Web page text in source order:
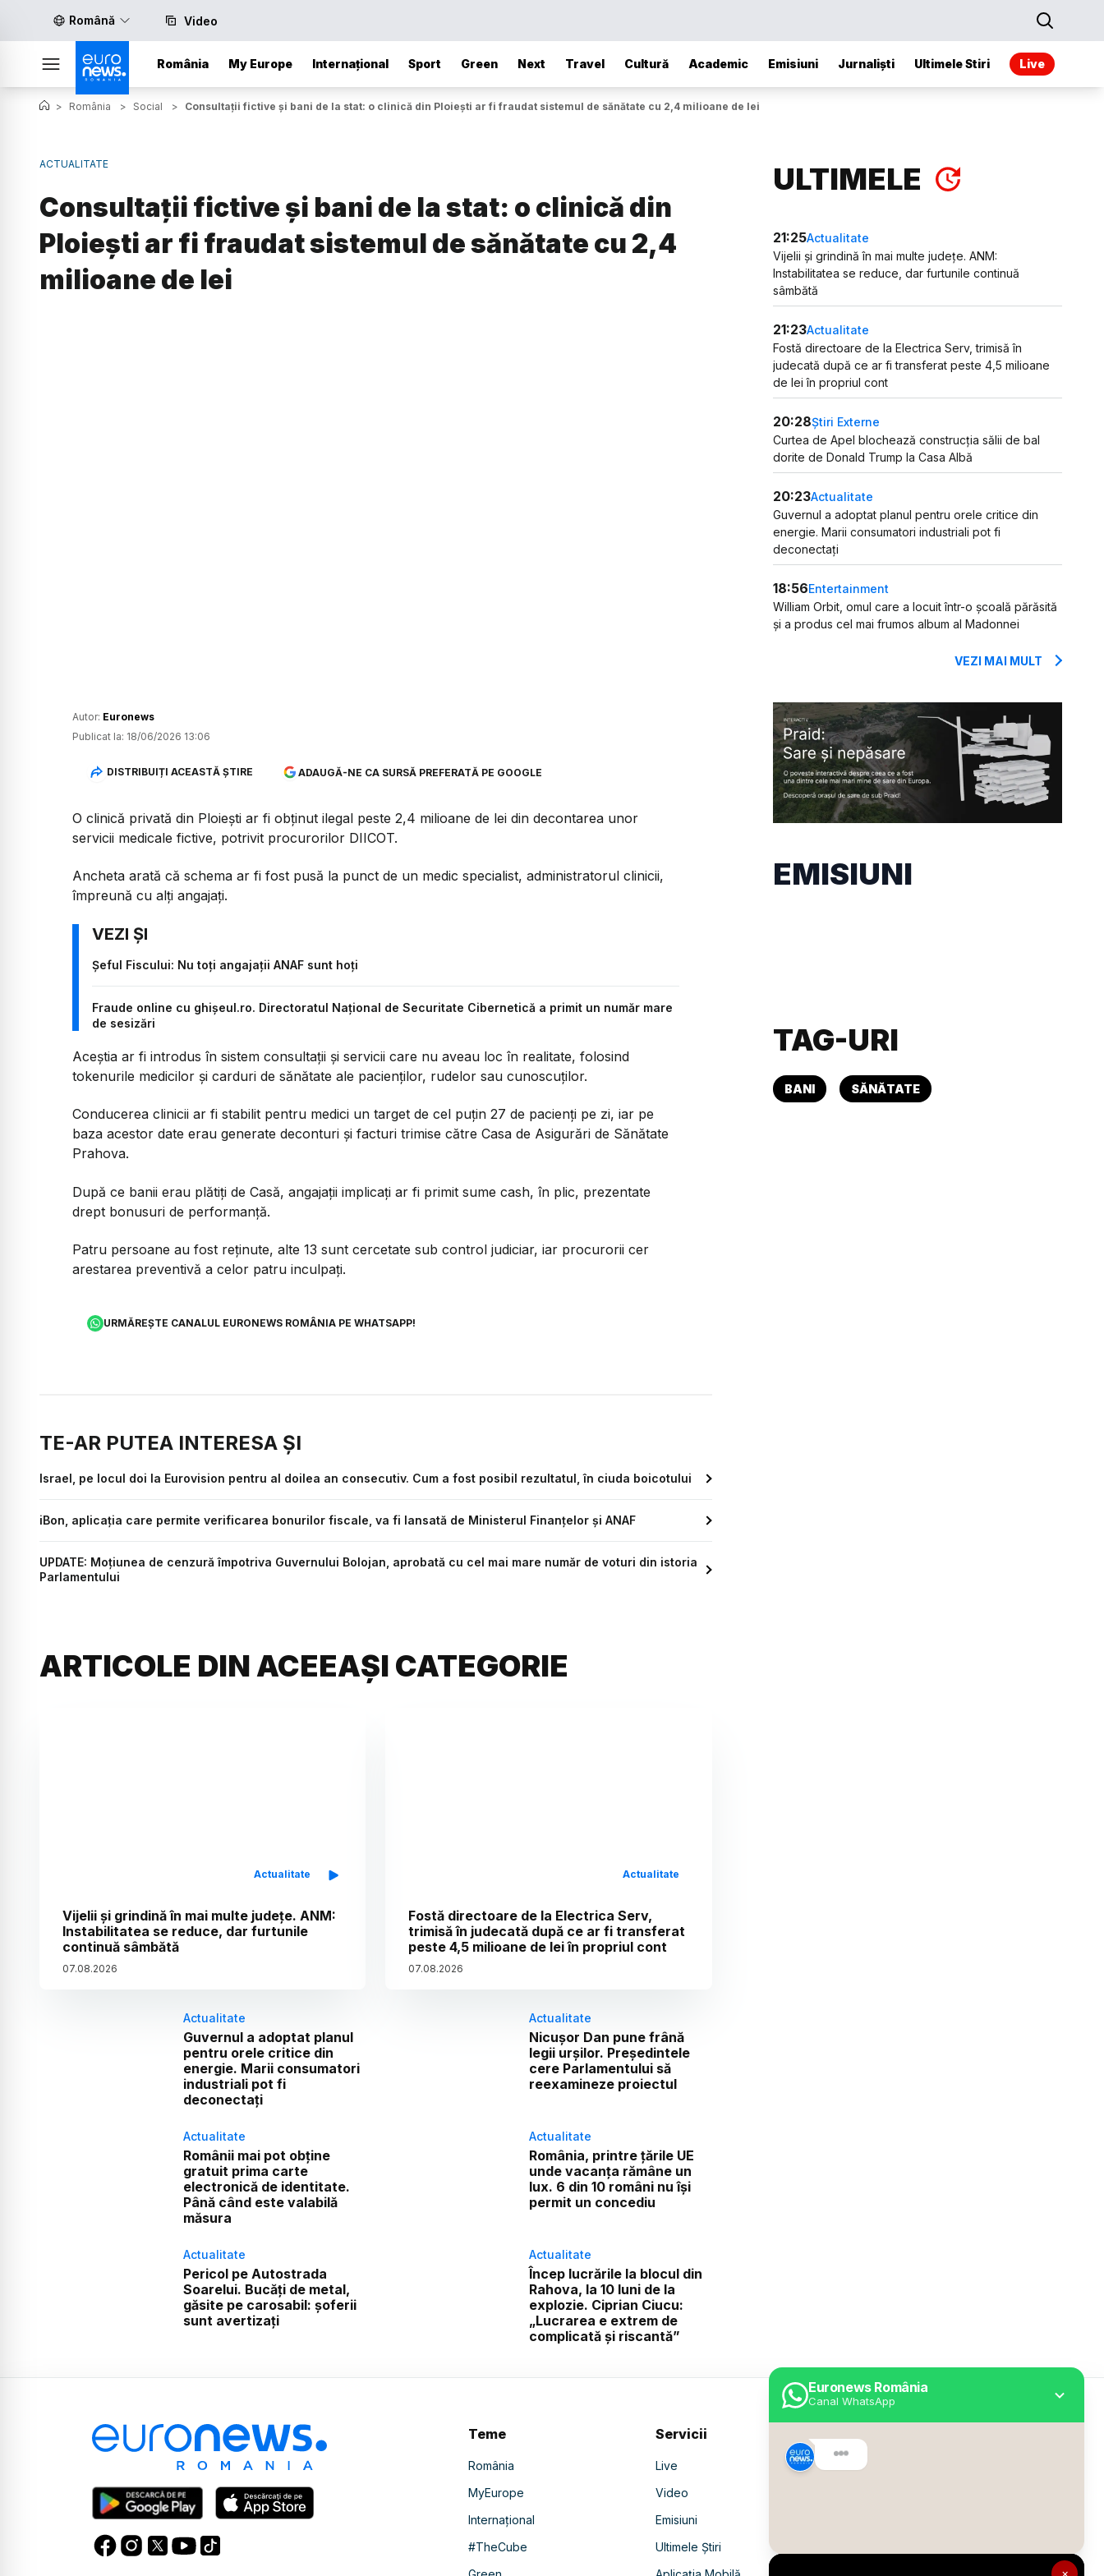
Română Video
România My Europe Internațional Sport Green Next Travel Cultură Academic Emisiuni Jurnaliști Ultimele Stiri Live
×
Euronews România
Canal WhatsApp
> România > Social > Consultații fictive și bani de la stat: o clinică din Ploiești ar fi fraudat sistemul de sănătate cu 2,4 milioane de lei
ACTUALITATE
Consultații fictive și bani de la stat: o clinică din
Ploiești ar fi fraudat sistemul de sănătate cu 2,4
milioane de lei
Autor: Euronews
Publicat la: 18/06/2026 13:06
DISTRIBUIȚI ACEASTĂ ȘTIRE ADAUGĂ-NE CA SURSĂ PREFERATĂ PE GOOGLE
O clinică privată din Ploiești ar fi obținut ilegal peste 2,4 milioane de lei din decontarea unor
servicii medicale fictive, potrivit procurorilor DIICOT.
Ancheta arată că schema ar fi fost pusă la punct de un medic specialist, administratorul clinicii,
împreună cu alți angajați.
Șeful Fiscului: Nu toți angajații ANAF sunt hoți
Fraude online cu ghișeul.ro. Directoratul Național de Securitate Cibernetică a primit un număr mare
de sesizări
Aceștia ar fi introdus în sistem consultații și servicii care nu aveau loc în realitate, folosind
tokenurile medicilor și carduri de sănătate ale pacienților, rudelor sau cunoscuților.
Conducerea clinicii ar fi stabilit pentru medici un target de cel puțin 27 de pacienți pe zi, iar pe
baza acestor date erau generate deconturi și facturi trimise către Casa de Asigurări de Sănătate
Prahova.
După ce banii erau plătiți de Casă, angajații implicați ar fi primit sume cash, în plic, prezentate
drept bonusuri de performanță.
Patru persoane au fost reținute, alte 13 sunt cercetate sub control judiciar, iar procurorii cer
arestarea preventivă a celor patru inculpați.
URMĂREȘTE CANALUL EURONEWS ROMÂNIA PE WHATSAPP!
TE-AR PUTEA INTERESA ȘI
Israel, pe locul doi la Eurovision pentru al doilea an consecutiv. Cum a fost posibil rezultatul, în ciuda boicotului
iBon, aplicația care permite verificarea bonurilor fiscale, va fi lansată de Ministerul Finanțelor și ANAF
UPDATE: Moțiunea de cenzură împotriva Guvernului Bolojan, aprobată cu cel mai mare număr de voturi din istoria
Parlamentului
ARTICOLE DIN ACEEAȘI CATEGORIE
Actualitate
Vijelii și grindină în mai multe județe. ANM:
Instabilitatea se reduce, dar furtunile
continuă sâmbătă
07.08.2026
Actualitate
Fostă directoare de la Electrica Serv,
trimisă în judecată după ce ar fi transferat
peste 4,5 milioane de lei în propriul cont
07.08.2026
Actualitate
Guvernul a adoptat planul
pentru orele critice din
energie. Marii consumatori
industriali pot fi
deconectați
Actualitate
Nicușor Dan pune frână
legii urșilor. Președintele
cere Parlamentului să
reexamineze proiectul
Actualitate
Românii mai pot obține
gratuit prima carte
electronică de identitate.
Până când este valabilă
măsura
Actualitate
România, printre țările UE
unde vacanța rămâne un
lux. 6 din 10 români nu își
permit un concediu
Actualitate
Pericol pe Autostrada
Soarelui. Bucăți de metal,
găsite pe carosabil: șoferii
sunt avertizați
Actualitate
Încep lucrările la blocul din
Rahova, la 10 luni de la
explozie. Ciprian Ciucu:
„Lucrarea e extrem de
complicată și riscantă”
ULTIMELE
21:25Actualitate
Vijelii și grindină în mai multe județe. ANM:
Instabilitatea se reduce, dar furtunile continuă
sâmbătă
21:23Actualitate
Fostă directoare de la Electrica Serv, trimisă în
judecată după ce ar fi transferat peste 4,5 milioane
de lei în propriul cont
20:28Știri Externe
Curtea de Apel blochează construcția sălii de bal
dorite de Donald Trump la Casa Albă
20:23Actualitate
Guvernul a adoptat planul pentru orele critice din
energie. Marii consumatori industriali pot fi
deconectați
18:56Entertainment
William Orbit, omul care a locuit într-o școală părăsită
și a produs cel mai frumos album al Madonnei
VEZI MAI MULT
EMISIUNI
TAG-URI
BANI SĂNĂTATE
Teme
România
MyEurope
Internațional
#TheCube
Servicii
Live
Video
Emisiuni
Ultimele Știri
Despre Euronews